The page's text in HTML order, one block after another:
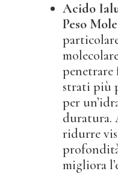
Acido
Peso
penetrare
strati più
per
duratura.
ridurre
migliora